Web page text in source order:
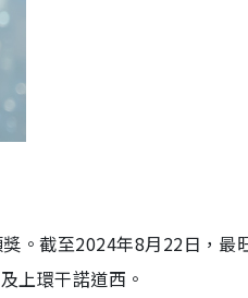
。截至2024年8月22日，最
上環干諾道西。